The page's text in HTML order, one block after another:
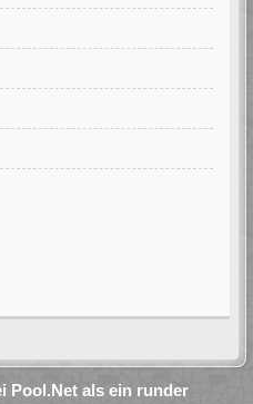
Pool.Net als ein runder